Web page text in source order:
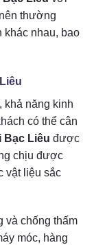
thường
khác nhau, bao
khả năng kinh
có thể cân
Bạc Liêu được
chịu được
vật liệu sắc
và chống thấm
móc, hàng